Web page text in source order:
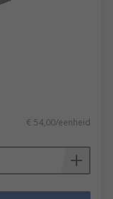
€ 54,00/eenheid